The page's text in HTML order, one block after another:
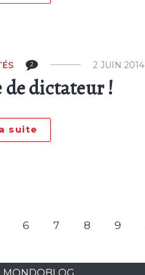
2 2 JUIN 2014
de dictateur !
suite
6 7 8 9